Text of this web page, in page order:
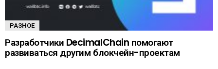
РАЗНОЕ
Разработчики DecimalChain помогают
развиваться другим блокчейн-проектам